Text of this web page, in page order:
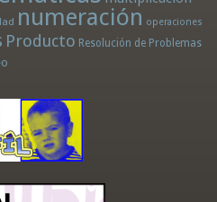
numeración operaciones
Producto Resolución de Problemas